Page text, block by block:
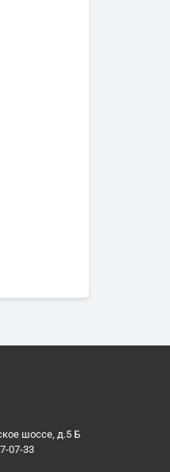
шоссе, д.5 Б
07-33